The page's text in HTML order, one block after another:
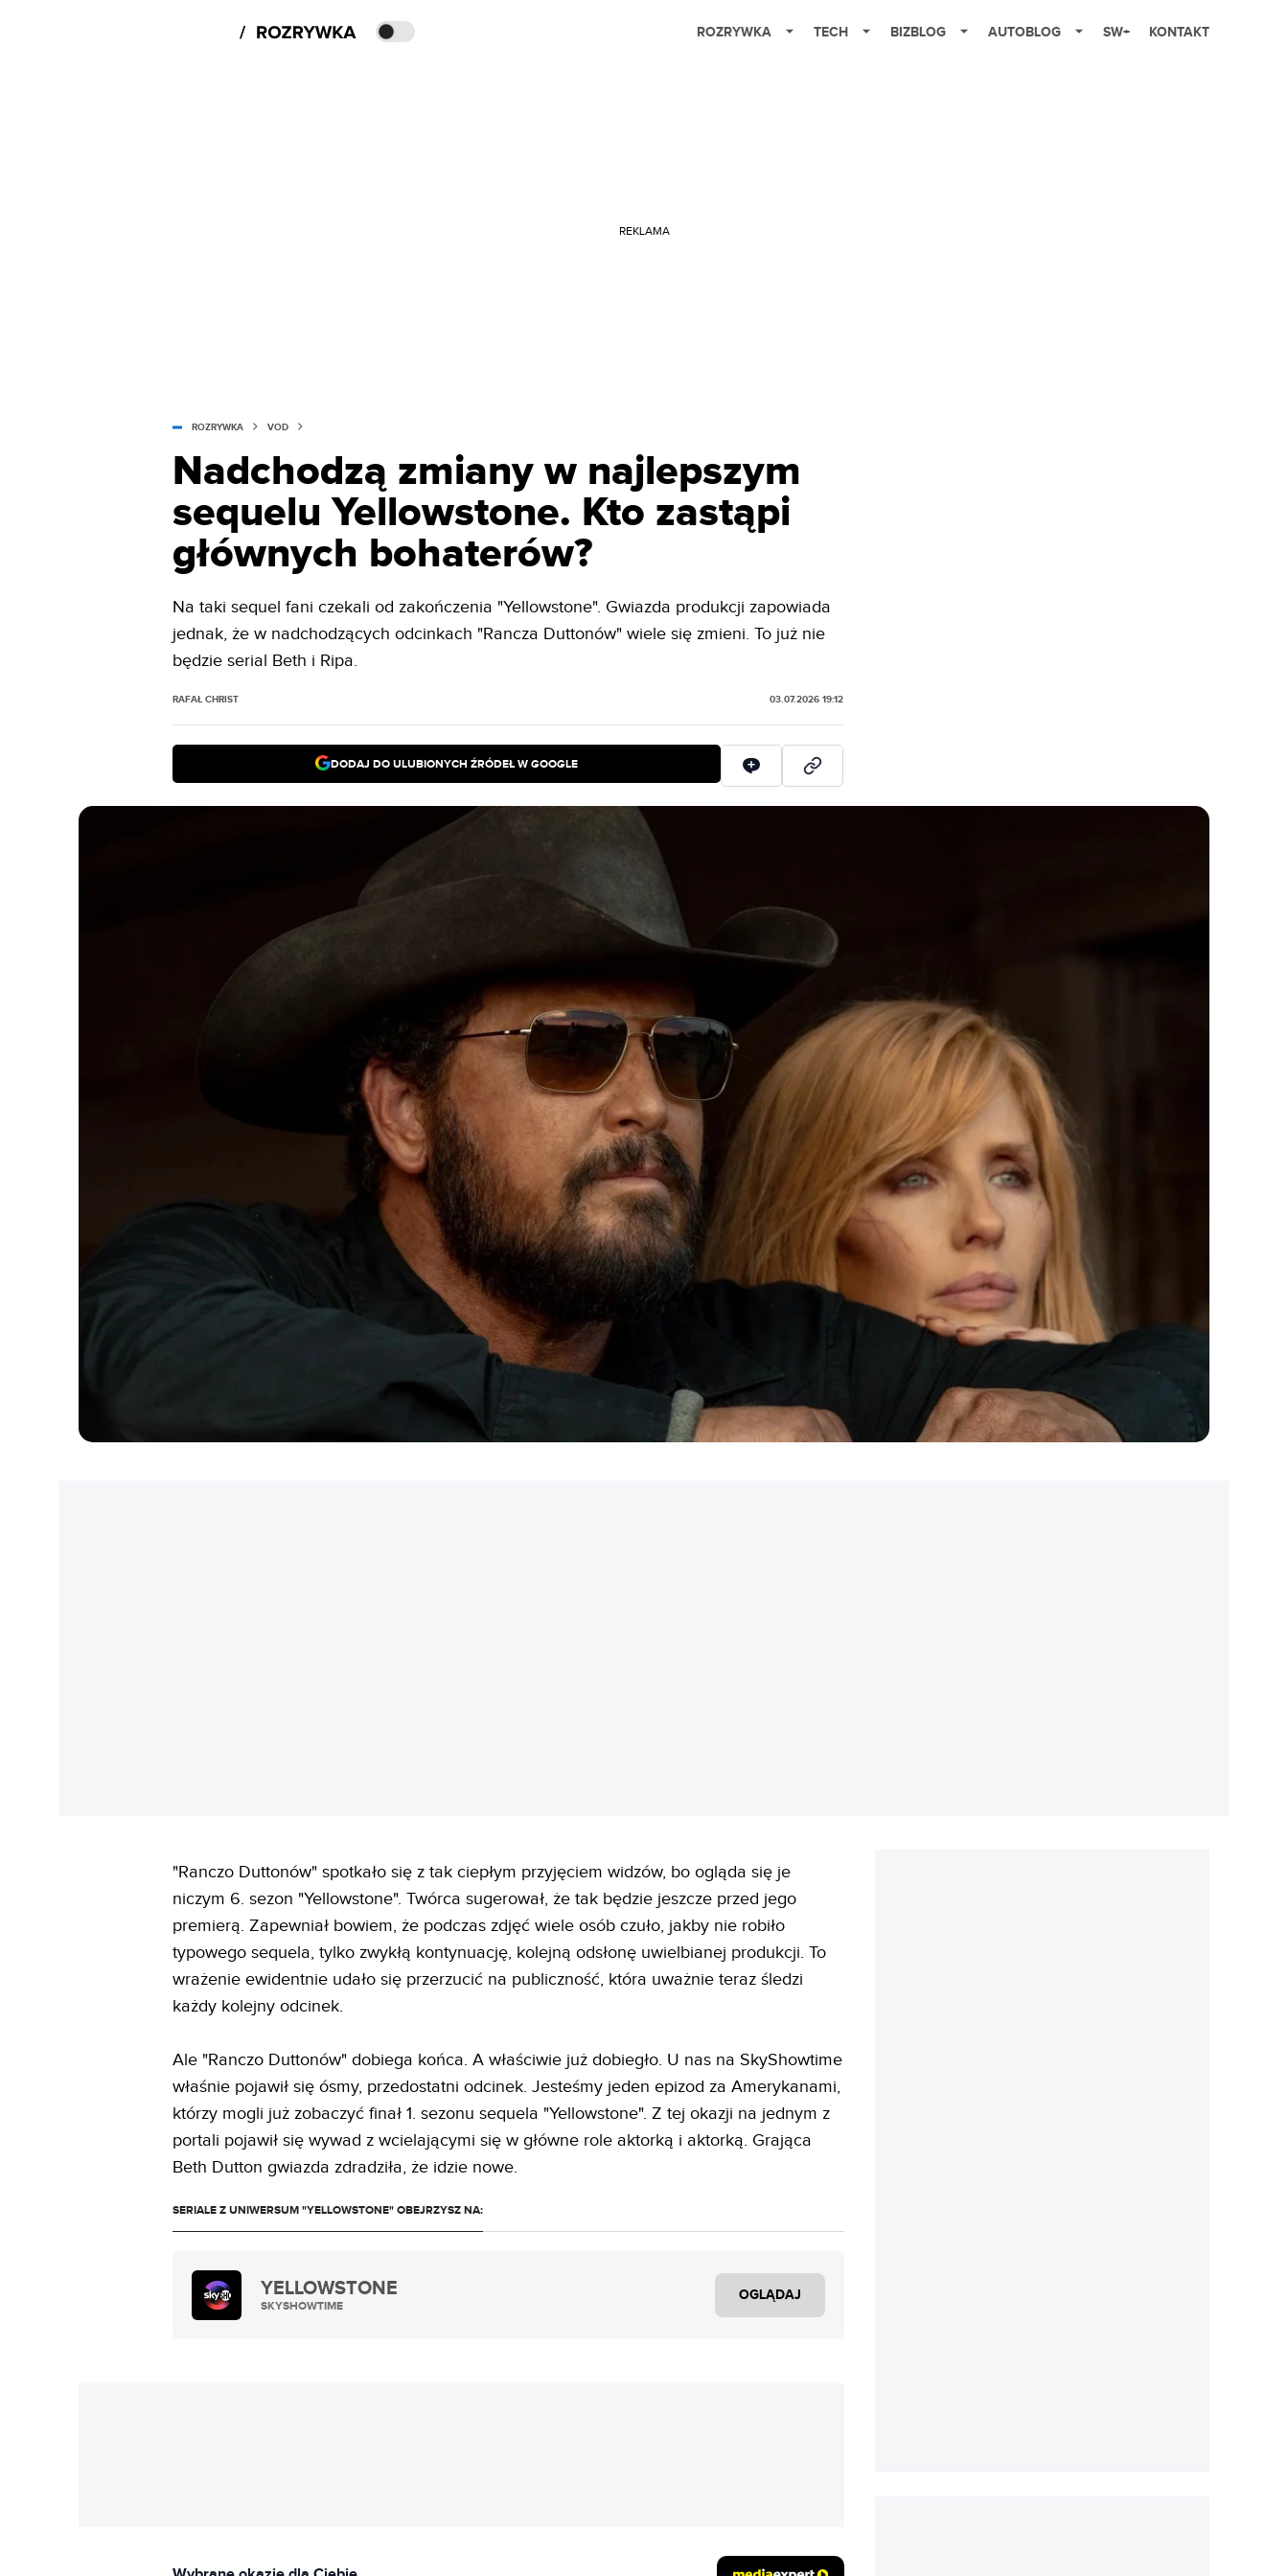
ROZRYWKA TECH BIZBLOG AUTOBLOG SW+ KONTAKT
REKLAMA
ROZRYWKA VOD
Nadchodzą zmiany w najlepszym
sequelu Yellowstone. Kto zastąpi
głównych bohaterów?
Na taki sequel fani czekali od zakończenia "Yellowstone". Gwiazda produkcji zapowiada
jednak, że w nadchodzących odcinkach "Rancza Duttonów" wiele się zmieni. To już nie
będzie serial Beth i Ripa.
RAFAŁ CHRIST 03.07.2026 19:12
DODAJ DO ULUBIONYCH ŹRÓDEŁ W GOOGLE
"Ranczo Duttonów" spotkało się z tak ciepłym przyjęciem widzów, bo ogląda się je
niczym 6. sezon "Yellowstone". Twórca sugerował, że tak będzie jeszcze przed jego
premierą. Zapewniał bowiem, że podczas zdjęć wiele osób czuło, jakby nie robiło
typowego sequela, tylko zwykłą kontynuację, kolejną odsłonę uwielbianej produkcji. To
wrażenie ewidentnie udało się przerzucić na publiczność, która uważnie teraz śledzi
każdy kolejny odcinek.
Ale "Ranczo Duttonów" dobiega końca. A właściwie już dobiegło. U nas na SkyShowtime
właśnie pojawił się ósmy, przedostatni odcinek. Jesteśmy jeden epizod za Amerykanami,
którzy mogli już zobaczyć finał 1. sezonu sequela "Yellowstone". Z tej okazji na jednym z
portali pojawił się wywad z wcielającymi się w główne role aktorką i aktorką. Grająca
Beth Dutton gwiazda zdradziła, że idzie nowe.
SERIALE Z UNIWERSUM "YELLOWSTONE" OBEJRZYSZ NA:
YELLOWSTONE
SKYSHOWTIME
OGLĄDAJ